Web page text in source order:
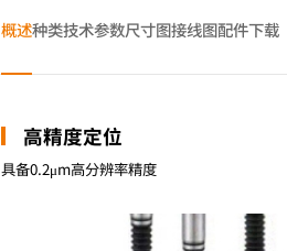
概述种类技术参数尺寸图接线图配件下载
高精度定位
具备0.2μm高分辨率精度